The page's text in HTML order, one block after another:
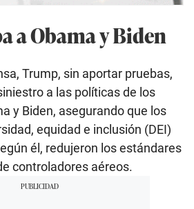
a Obama y Biden
Trump, sin aportar pruebas,
a las políticas de los
y Biden, asegurando que los
equidad e inclusión (DEI)
él, redujeron los estándares
controladores aéreos.